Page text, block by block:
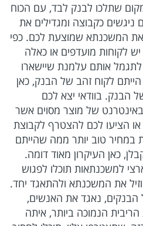
שתלכו לבנק לבד, עם הכוח
כקבוצה ומגדילים את
את המשכנתא שמוצעת לכם. כפי
לקוחות מועדפים או כאלה
אותם עלמנת שיישארו
לקוח זהב של הבנק, כאן
הבנק. בוודאי יצא לכם
של מוצר מסוים אשר
או הציעו לכם להצטרף לקבוצת
במחיר טוב יותר ממה שהייתם
כאן העיקרון מאוד דומה.
למשכנתאות תוכלו לפגוש
את המשכנתא ולהתאגד יחד.
הבנקים, נאגד את האנשים,
הנמוכה ביותר, איתה